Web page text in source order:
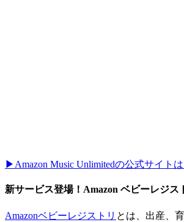
▶︎Amazon Music Unlimitedの公式サイト
新サービス登場！Amazon ベビーレジス
Amazonベビーレジストリ とは、出産、